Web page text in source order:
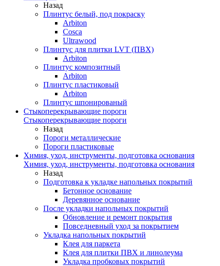
Назад
Плинтус белый, под покраску
Arbiton
Cosca
Ultrawood
Плинтус для плитки LVT (ПВХ)
Arbiton
Плинтус композитный
Arbiton
Плинтус пластиковый
Arbiton
Плинтус шпонированый
Стыкоперекрывающие пороги
Стыкоперекрывающие пороги
Назад
Пороги металлические
Пороги пластиковые
Химия, уход, инструменты, подготовка основания
Химия, уход, инструменты, подготовка основания
Назад
Подготовка к укладке напольных покрытий
Бетонное основание
Деревянное основание
После укладки напольных покрытий
Обновление и ремонт покрытия
Повседневный уход за покрытием
Укладка напольных покрытий
Клея для паркета
Клея для плитки ПВХ и линолеума
Укладка пробковых покрытий